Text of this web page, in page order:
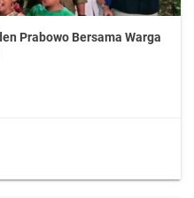
Prabowo Bersama Warga